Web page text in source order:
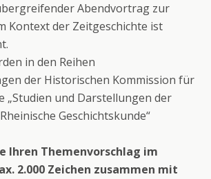
Abendvortrag zur
Kontext der Zeitgeschichte ist
in den Reihen
der Historischen Kommission für
„Studien und Darstellungen der
Geschichtskunde“
Ihren Themenvorschlag im
2.000 Zeichen zusammen mit